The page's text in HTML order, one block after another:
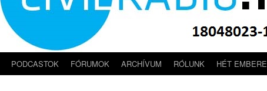
PODCASTOK FÓRUMOK ARCHÍVUM RÓLUNK HÉT EMBERE